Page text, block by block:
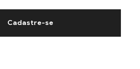
Cadastre-se